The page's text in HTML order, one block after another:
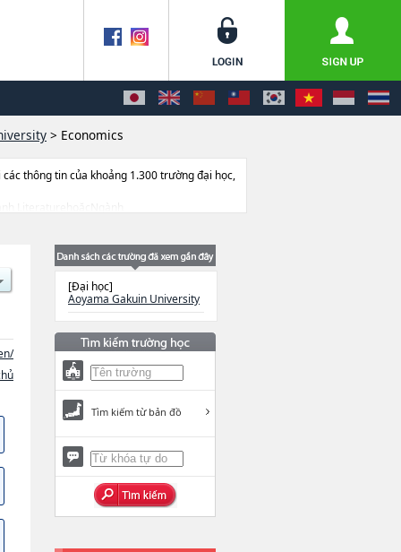
> Economics
các thông tin của khoảng 1.300 trường đại học,
[Đại học]
Aoyama Gakuin University
Tìm kiếm từ bản đồ